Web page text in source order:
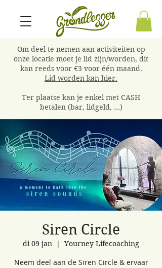
Om deel te nemen aan activiteiten op
onze locatie moet je lid zijn/worden, dit
kan reeds voor €3 voor één maand.
Lid worden kan hier.
Ter plaatse kan je enkel met CASH
betalen (bar, lidgeld, ...)
Siren Circle
di 09 jan
  |
Yourney Lifecoaching
Neem deel aan de Siren Circle & ervaar